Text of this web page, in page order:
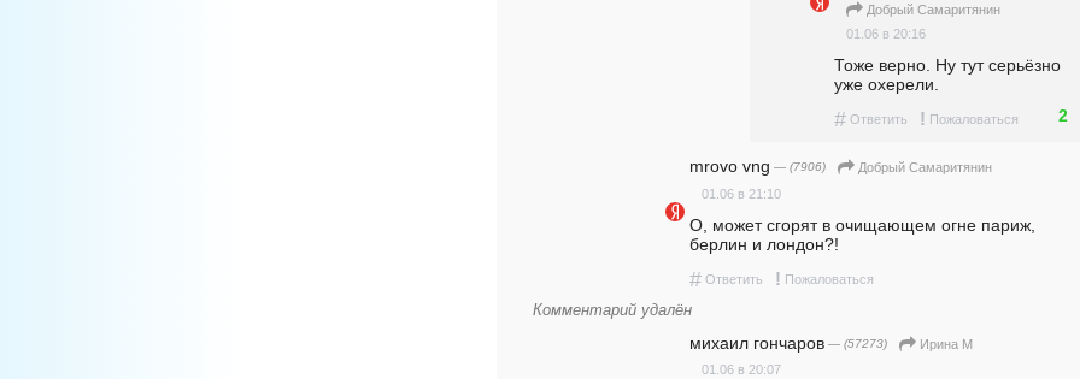
Добрый Самаритянин
01.06 в 20:16
Тоже верно. Ну тут серьёзно
уже охерели.
# Ответить ! Пожаловаться 2
mrovo vng — (7906)
Добрый Самаритянин
01.06 в 21:10
О, может сгорят в очищающем огне париж,
берлин и лондон?!
# Ответить ! Пожаловаться
Комментарий удалён
михаил гончаров — (57273)
Ирина М
01.06 в 20:07